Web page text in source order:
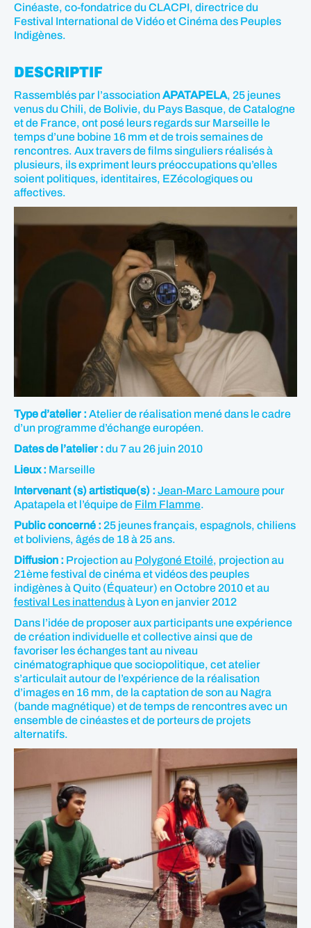
Cinéaste, co-fondatrice du CLACPI, directrice du
Festival International de Vidéo et Cinéma des Peuples
Indigènes.
DESCRIPTIF
Rassemblés par l’associationAPATAPELA, 25 jeunes
venus du Chili, de Bolivie, du Pays Basque, de Catalogne
et de France, ont posé leurs regards sur Marseille le
temps d’une bobine 16 mm et de trois semaines de
rencontres. Aux travers de films singuliers réalisés à
plusieurs, ils expriment leurs préoccupations qu’elles
soient politiques, identitaires, EZécologiques ou
affectives.
Type d’atelier : Atelier de réalisation mené dans le cadre
d’un programme d’échange européen.
Dates de l’atelier : du 7 au 26 juin 2010
Lieux : Marseille
Intervenant (s) artistique(s) : Jean-Marc Lamoure pour
Apatapela et l’équipe de Film Flamme.
Public concerné : 25 jeunes français, espagnols, chiliens
et boliviens, âgés de 18 à 25 ans.
Diffusion : Projection au Polygoné Etoilé, projection au
21ème festival de cinéma et vidéos des peuples
indigènes à Quito (Équateur) en Octobre 2010 et au
festival Les inattendusà Lyon en janvier 2012
Dans l’idée de proposer aux participants une expérience
de création individuelle et collective ainsi que de
favoriser les échanges tant au niveau
cinématographique que sociopolitique, cet atelier
s’articulait autour de l’expérience de la réalisation
d’images en 16 mm, de la captation de son au Nagra
(bande magnétique) et de temps de rencontres avec un
ensemble de cinéastes et de porteurs de projets
alternatifs.